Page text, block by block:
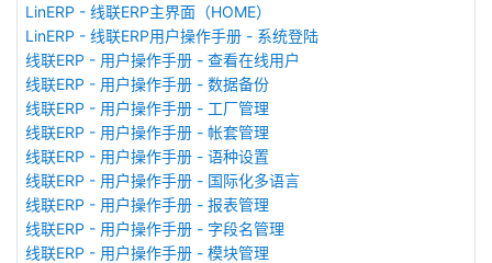
LinERP - 线联ERP主界面（HOME）
LinERP - 线联ERP用户操作手册 - 系统登陆
线联ERP - 用户操作手册 - 查看在线用户
线联ERP - 用户操作手册 - 数据备份
线联ERP - 用户操作手册 - 工厂管理
线联ERP - 用户操作手册 - 帐套管理
线联ERP - 用户操作手册 - 语种设置
线联ERP - 用户操作手册 - 国际化多语言
线联ERP - 用户操作手册 - 报表管理
线联ERP - 用户操作手册 - 字段名管理
线联ERP - 用户操作手册 - 模块管理